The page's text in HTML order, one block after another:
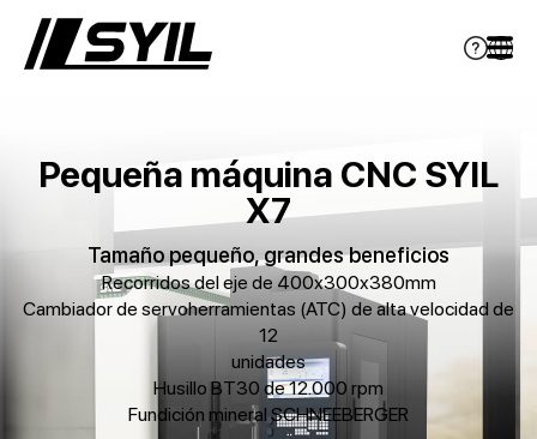
Pequeña máquina CNC SYIL
X7
Tamaño pequeño, grandes beneficios
Recorridos del eje de 400x300x380mm
Cambiador de servoherramientas (ATC) de alta velocidad de
12
unidades
Husillo BT30 de 12.000 rpm
Fundición mineral SCHNEEBERGER